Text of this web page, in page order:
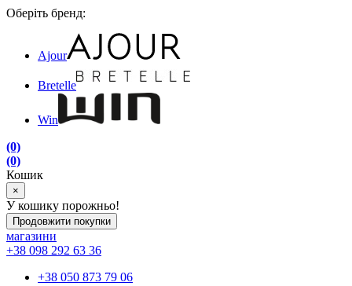
Оберіть бренд:
Ajour
Bretelle
Win
(0)
(0)
Кошик
×
У кошику порожньо!
Продовжити покупки
магазини
+38 098 292 63 36
+38 050 873 79 06